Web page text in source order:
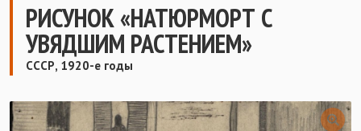
РИСУНОК «НАТЮРМОРТ С
УВЯДШИМ РАСТЕНИЕМ»
СССР, 1920-е годы